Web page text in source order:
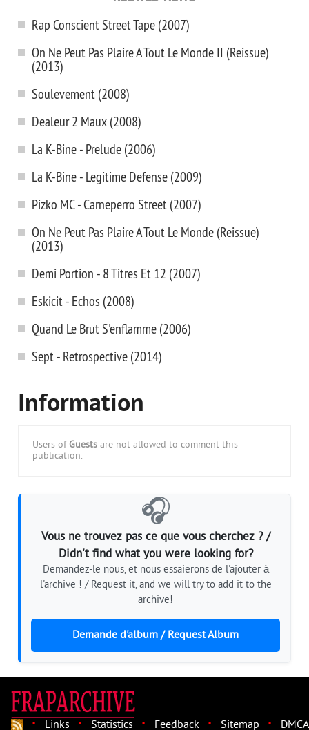
Rap Conscient Street Tape (2007)
On Ne Peut Pas Plaire A Tout Le Monde II (Reissue)
(2013)
Soulevement (2008)
Dealeur 2 Maux (2008)
La K-Bine - Prelude (2006)
La K-Bine - Legitime Defense (2009)
Pizko MС - Carneperro Street (2007)
On Ne Peut Pas Plaire A Tout Le Monde (Reissue)
(2013)
Demi Portion - 8 Titres Et 12 (2007)
Eskicit - Echos (2008)
Quand Le Brut S'enflamme (2006)
Sept - Retrospective (2014)
Information
Users of Guests are not allowed to comment this
publication.
🎧
Vous ne trouvez pas ce que vous cherchez ? /
Didn't find what you were looking for?
Demandez-le nous, et nous essaierons de l'ajouter à
l'archive ! / Request it, and we will try to add it to the
archive!
Demande d'album / Request Album
· Links · Statistics · Feedback · Sitemap · DMCA